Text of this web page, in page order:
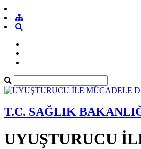
T.C. SAĞLIK
UYUŞTURUCU